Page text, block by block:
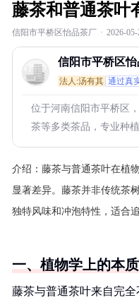
藤茶和普通茶叶
信阳市平桥区怡品茶厂 · 2026-05-
信阳市平桥区
法人:汤有其 通过真
位于河南信阳市平桥区
茶等多类茶品，专业种
介绍： 藤茶与普通茶叶在植
显著差异。藤茶并非传统茶
独特风味和冲泡特性，适合
一、植物学上的本
藤茶与普通茶叶来自完全